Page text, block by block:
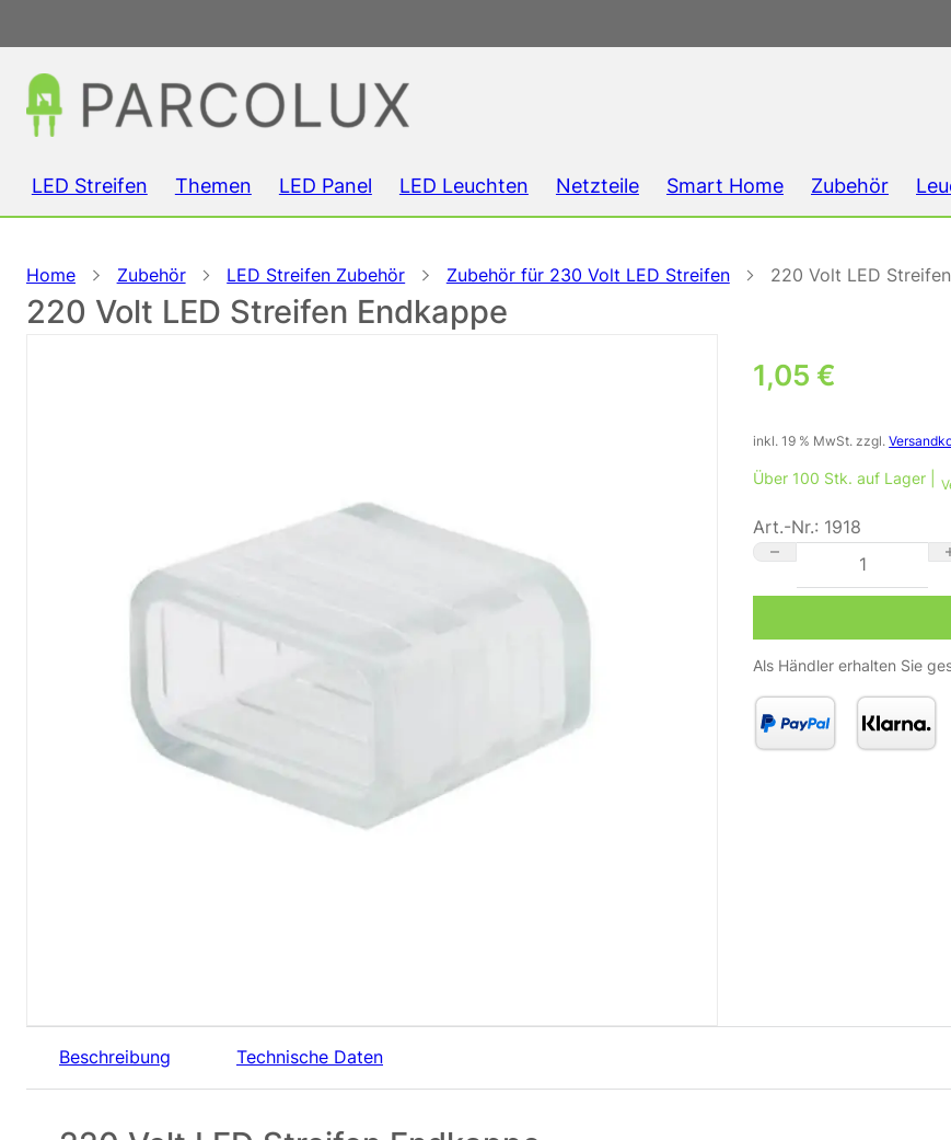
LED Streifen Themen LED Panel LED Leuchten Netzteile Smart Home Zubehör
Home Zubehör LED Streifen Zubehör Zubehör für 230 Volt LED Streifen 220 Volt LED
220 Volt LED Streifen Endkappe
1,05 €
inkl. 19 % MwSt. zzgl.
Über 100 Stk. auf Lager |
Art.-Nr.: 1918
220 Volt LED Streifen
Als Händler erhalten Sie
Beschreibung Technische Daten